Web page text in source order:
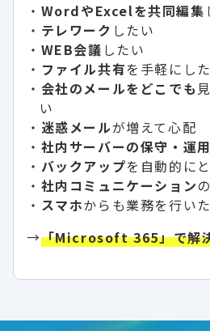
WordやExcelを共同編集
テレワーク したい
WEB会議 したい
ファイル共有を手軽にし
会社のメールをどこでも
い
迷惑メールが増えて心配
社内サーバーの保守・運用
バックアップを自動的に
社内コミュニケーション
スマホからも業務を行い
→「Microsoft 365」で解